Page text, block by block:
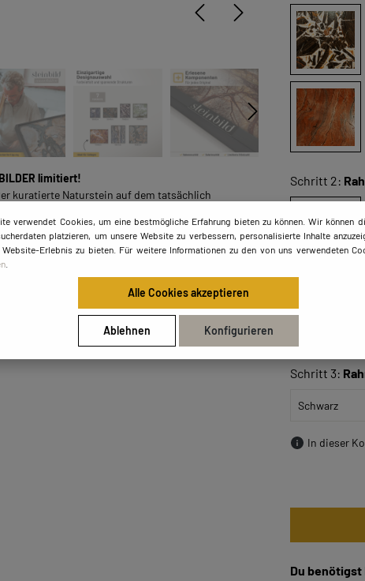
limitiert!
kuratierte Naturstein auf dem tatsächlich
Schritt 2:
50x50
Schritt 3:
In dieser
Du benötigst
verwendet Cookies, um eine bestmögliche Erfahrung bieten zu können. Wir können
platzieren, um unsere Website zu verbessern, personalisierte Inhalte
Erlebnis zu bieten. Für weitere Informationen zu den von uns verwendeten
Alle Cookies akzeptieren
Ablehnen Konfigurieren